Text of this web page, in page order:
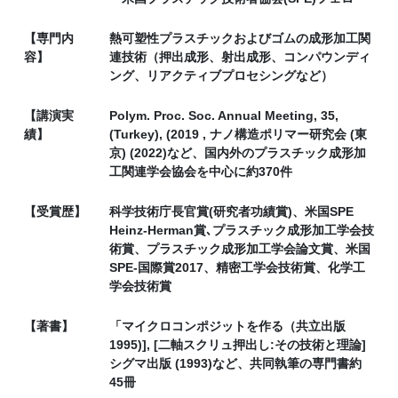
【専門内
容】
熱可塑性プラスチックおよびゴムの成形加工関
連技術（押出成形、射出成形、コンパウンディ
ング、リアクティブプロセシングなど）
【講演実
績】
Polym. Proc. Soc. Annual Meeting, 35,
(Turkey), (2019 , ナノ構造ポリマー研究会 (東
京) (2022)など、国内外のプラスチック成形加
工関連学会協会を中心に約370件
【受賞歴】
科学技術庁長官賞(研究者功績賞)、米国SPE
Heinz-Herman賞､プラスチック成形加工学会技
術賞、プラスチック成形加工学会論文賞、米国
SPE-国際賞2017、精密工学会技術賞、化学工
学会技術賞
【著書】
「マイクロコンポジットを作る（共立出版
1995)], [二軸スクリュ押出し:その技術と理論]
シグマ出版 (1993)など、共同執筆の専門書約
45冊